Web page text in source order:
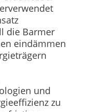
die Barmer
eindämmen
und
zu